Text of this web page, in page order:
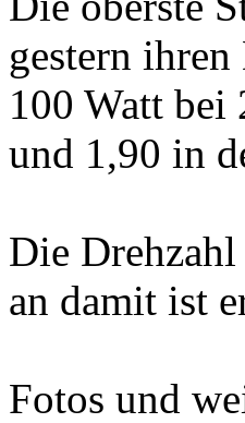
gestern
100 Watt bei
und 1,90 in
Die
an damit ist
Fotos und